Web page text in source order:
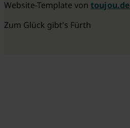
Website-Template von toujou.de
Zum Glück gibt's Fürth